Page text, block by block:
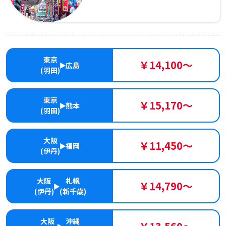
東京
(羽田)
広島 ￥14,100～
東京
(羽田)
熊本 ￥15,170～
大阪
(伊丹)
福岡 ￥11,450～
大阪
(伊丹)
札幌
(新千歳)
￥14,790～
大阪 沖縄